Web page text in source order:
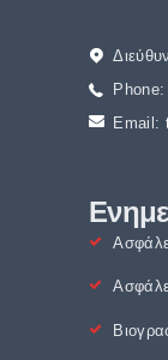
Phone:
Email: